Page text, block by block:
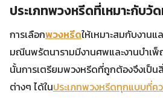
ประเภทพวงหรีดที่เหมาะกับ
การเลือกพวงหรีดให้เหมาะสมกับงาน
มณีนพรัตนารามมีงานศพและงานบำเ
นั้นการเตรียมพวงหรีดที่ถูกต้องจึงเป็น
ต่างๆ ได้ในประเภทพวงหรีดทุกแบบที่ค